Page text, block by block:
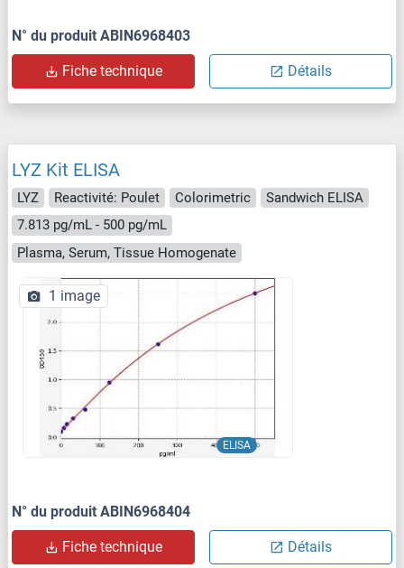
N° du produit ABIN6968403
Fiche technique Détails
LYZ Kit ELISA
LYZ Reactivité: Poulet Colorimetric
Sandwich ELISA
7.813 pg/mL - 500 pg/mL
Plasma, Serum, Tissue Homogenate
ELISA
1 image
N° du produit ABIN6968404
Fiche technique Détails